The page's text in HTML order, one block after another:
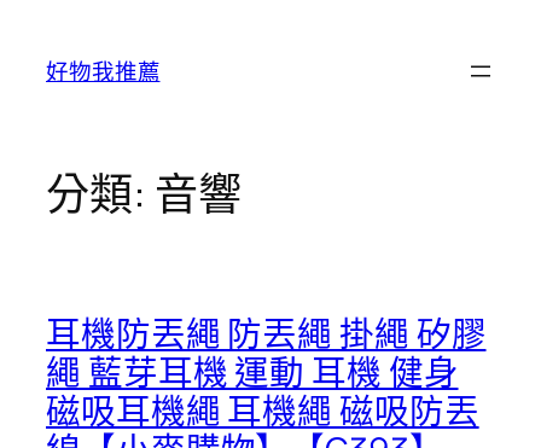
好物我推薦
分類: 音響
耳機防丟繩 防丟繩 掛繩 矽膠
繩 藍芽耳機 運動 耳機 健身
磁吸耳機繩 耳機繩 磁吸防丟